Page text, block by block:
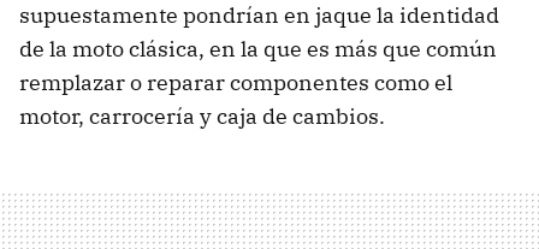
supuestamente pondrían en jaque la identidad
de la moto clásica, en la que es más que común
remplazar o reparar componentes como el
motor, carrocería y caja de cambios.